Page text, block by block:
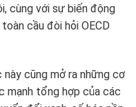
cùng với sự biến động
cầu đòi hỏi OECD
cũng mở ra những cơ
mạnh tổng hợp của các